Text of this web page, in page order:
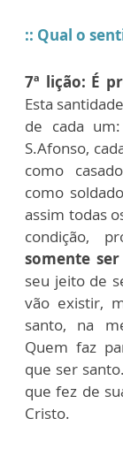
:: Qual o
7ª lição: É
Esta
de cada
S.Afonso,
como
como
assim todas
condição,
somente
seu jeito de
vão existir,
santo, na
Quem faz
que ser
que fez de
Cristo.